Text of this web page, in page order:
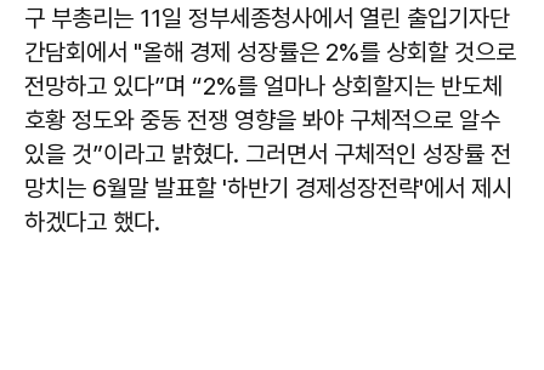
구 부총리는 11일 정부세종청사에서 열린 출입기자단
간담회에서 "올해 경제 성장률은 2%를 상회할 것으로
전망하고 있다”며 “2%를 얼마나 상회할지는 반도체
호황 정도와 중동 전쟁 영향을 봐야 구체적으로 알수
있을 것”이라고 밝혔다. 그러면서 구체적인 성장률 전
망치는 6월말 발표할 '하반기 경제성장전략'에서 제시
하겠다고 했다.